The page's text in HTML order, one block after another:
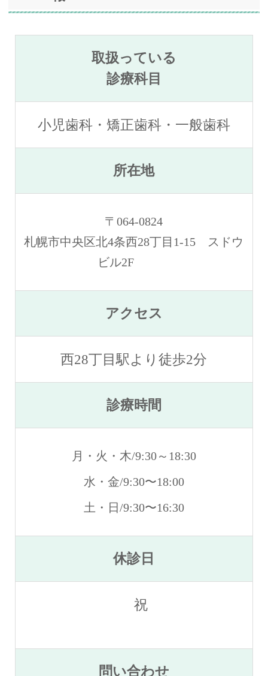
取扱っている
診療科目
小児歯科・矯正歯科・一般歯科
所在地
〒064-0824
札幌市中央区北4条西28丁目1-15 スドウ
ビル2F
アクセス
西28丁目駅より徒歩2分
診療時間
月・火・木/9:30～18:30
水・金/9:30〜18:00
土・日/9:30〜16:30
休診日
祝
問い合わせ